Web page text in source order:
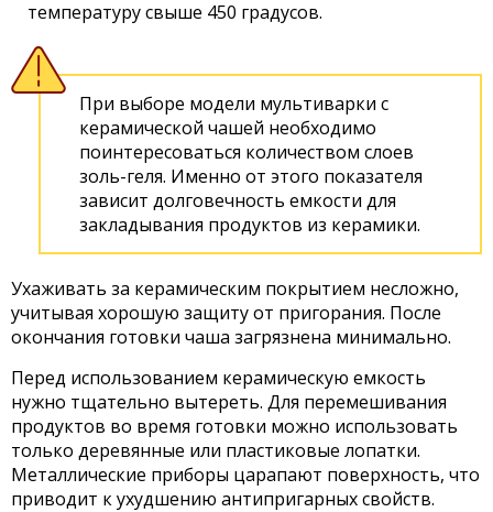
температуру свыше 450 градусов.
При выборе модели мультиварки с
керамической чашей необходимо
поинтересоваться количеством слоев
золь-геля. Именно от этого показателя
зависит долговечность емкости для
закладывания продуктов из керамики.
Ухаживать за керамическим покрытием несложно,
учитывая хорошую защиту от пригорания. После
окончания готовки чаша загрязнена минимально.
Перед использованием керамическую емкость
нужно тщательно вытереть. Для перемешивания
продуктов во время готовки можно использовать
только деревянные или пластиковые лопатки.
Металлические приборы царапают поверхность, что
приводит к ухудшению антипригарных свойств.